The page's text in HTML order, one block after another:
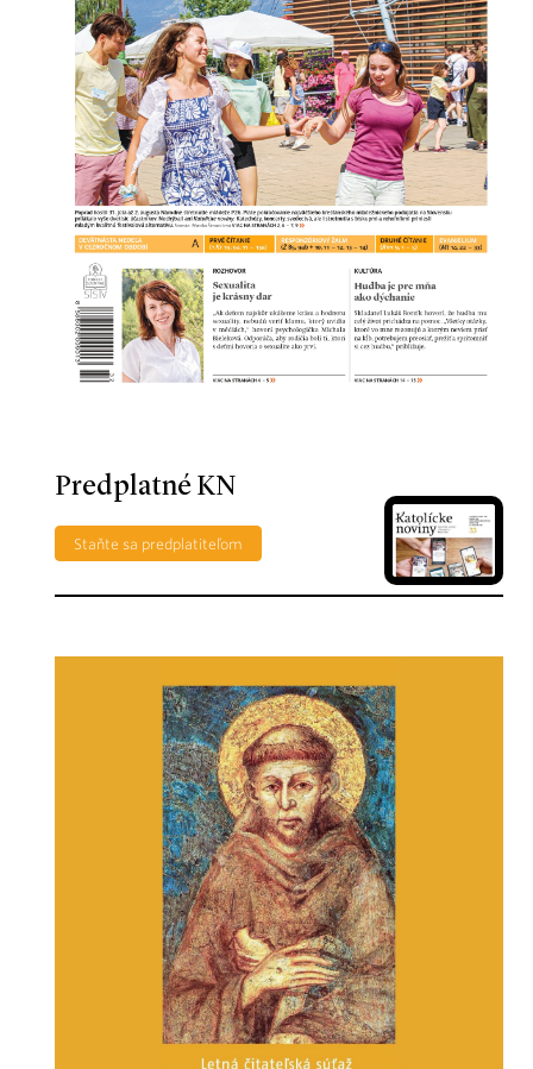
Predplatné KN
Staňte sa predplatiteľom